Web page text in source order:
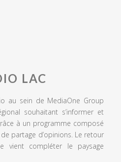
LAC
au sein de MediaOne Group
souhaitant s’informer et
à un programme composé
partage d’opinions. Le retour
vient compléter le paysage